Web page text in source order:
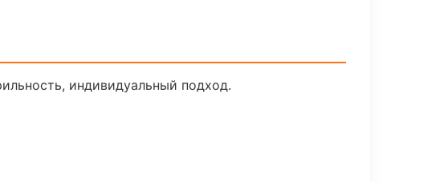
индивидуальный подход.